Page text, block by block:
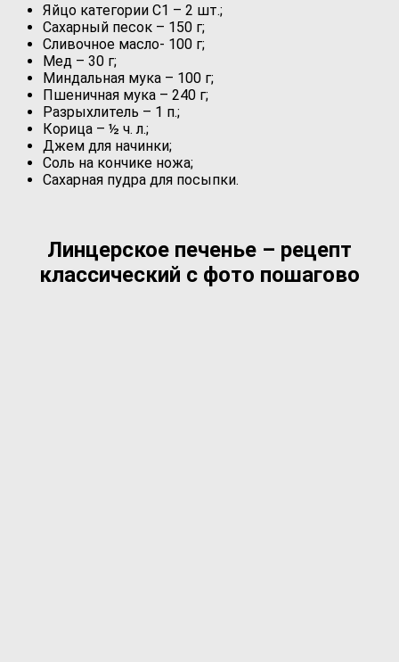
Яйцо категории С1 – 2 шт.;
Сахарный песок – 150 г;
Сливочное масло- 100 г;
Мед – 30 г;
Миндальная мука – 100 г;
Пшеничная мука – 240 г;
Разрыхлитель – 1 п.;
Корица – ½ ч. л.;
Джем для начинки;
Соль на кончике ножа;
Сахарная пудра для посыпки.
Линцерское печенье – рецепт
классический с фото пошагово